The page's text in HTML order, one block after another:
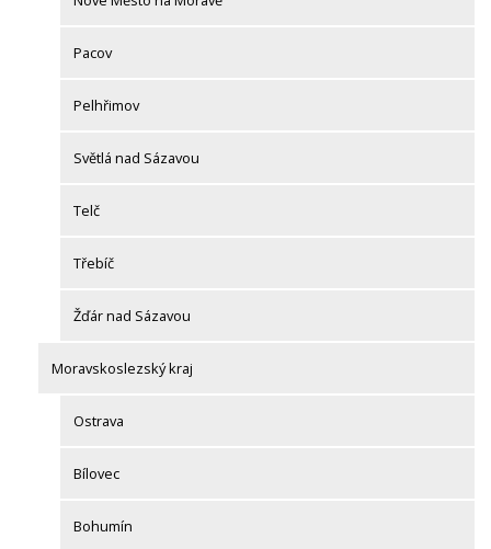
Pacov
Pelhřimov
Světlá nad Sázavou
Telč
Třebíč
Žďár nad Sázavou
Moravskoslezský kraj
Ostrava
Bílovec
Bohumín